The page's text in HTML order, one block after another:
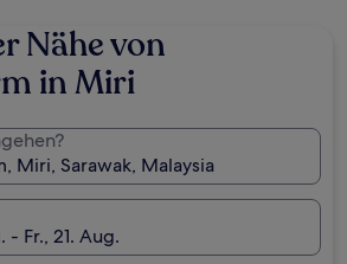
Nähe von
in Miri
Miri, Sarawak, Malaysia
- Fr., 21. Aug.